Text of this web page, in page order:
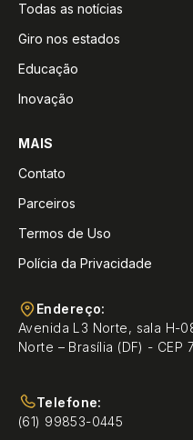
Todas as notícias
Giro nos estados
Educação
Inovação
MAIS
Contato
Parceiros
Termos de Uso
Polícia da Privacidade
Endereço:
Avenida L3 Norte, sala H-
Norte – Brasília (DF) - CEP
Telefone:
(61) 99853-0445